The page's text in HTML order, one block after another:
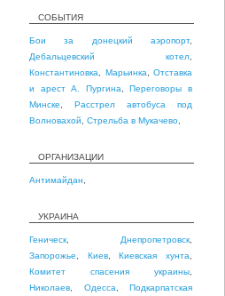
СОБЫТИЯ
Бои за донецкий аэропорт,
Дебальцевский котел
Константиновка
Марьинка
Отставка
и арест А. Пургина ,Переговоры в
Минске
Расстрел автобуса под
Волновахой
Стрельба в Мукачево
ОРГАНИЗАЦИИ
Антимайдан
УКРАИНА
Геническ Днепропетровск
Запорожье
Киев,Киевская хунта
Комитет спасения украины
Николаев
Одесса
Подкарпатская